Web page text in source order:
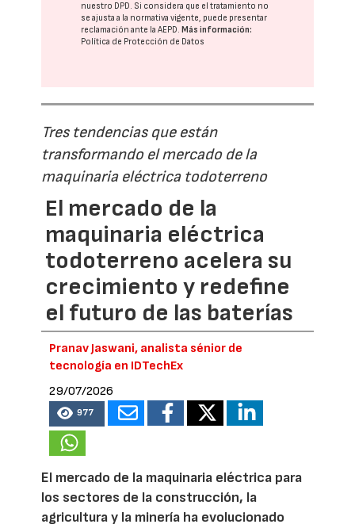
nuestro DPD. Si considera que el tratamiento no
se ajusta a la normativa vigente, puede presentar
reclamación ante laAEPD.Más información:
Política de Protección de Datos
Tres tendencias que están
transformando el mercado de la
maquinaria eléctrica todoterreno
El mercado de la
maquinaria eléctrica
todoterreno acelera su
crecimiento y redefine
el futuro de las baterías
Pranav Jaswani, analista sénior de
tecnología en IDTechEx
29/07/2026
977
El mercado de la maquinaria eléctrica para
los sectores de la construcción, la
agricultura y la minería ha evolucionado